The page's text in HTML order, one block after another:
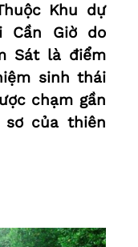
Khu dự
Cần Giờ do
Sát là điểm
sinh thái
chạm gần
sơ của thiên